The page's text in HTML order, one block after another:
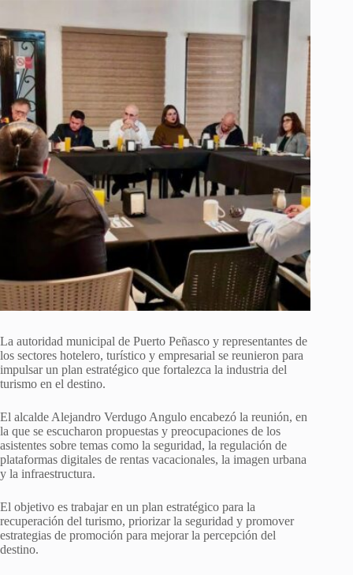
La autoridad municipal de Puerto Peñasco y representantes de
los sectores hotelero, turístico y empresarial se reunieron para
impulsar un plan estratégico que fortalezca la industria del
turismo en el destino.
El alcalde Alejandro Verdugo Angulo encabezó la reunión, en
la que se escucharon propuestas y preocupaciones de los
asistentes sobre temas como la seguridad, la regulación de
plataformas digitales de rentas vacacionales, la imagen urbana
y la infraestructura.
El objetivo es trabajar en un plan estratégico para la
recuperación del turismo, priorizar la seguridad y promover
estrategias de promoción para mejorar la percepción del
destino.